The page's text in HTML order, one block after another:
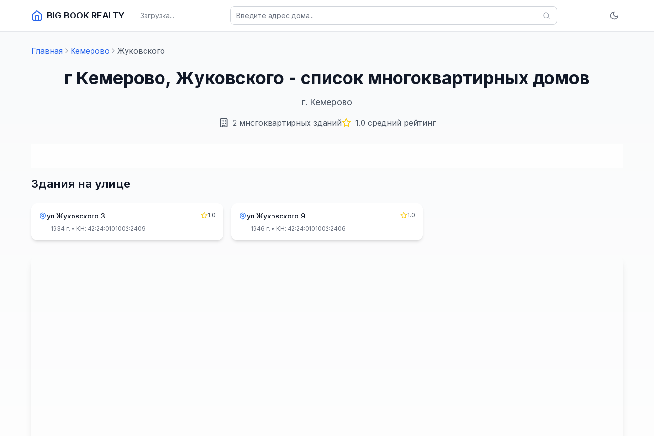
BIG BOOK REALTY Загрузка...
Главная Кемерово Жуковского
г Кемерово, Жуковского - список многоквартирных домов
г. Кемерово
2 многоквартирных зданий 1.0 средний рейтинг
Здания на улице
ул Жуковского 3
1.0
1934 г. • КН: 42:24:0101002:2409
ул Жуковского 9
1.0
1946 г. • КН: 42:24:0101002:2406